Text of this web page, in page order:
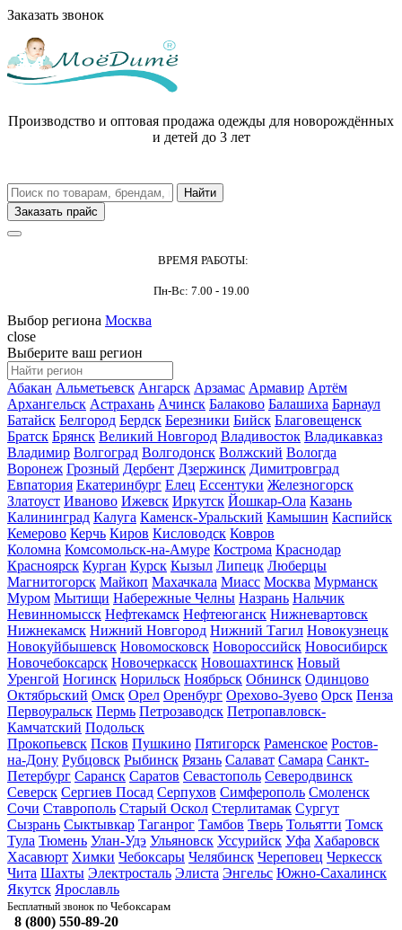
Заказать звонок
Производство и оптовая продажа одежды для новорождённых
и детей до 3 лет
Заказать прайс
ВРЕМЯ РАБОТЫ:
Пн-Вс: 7.00 - 19.00
Выбор региона Москва
close
Выберите ваш регион
Абакан Альметьевск Ангарск Арзамас Армавир Артём
Архангельск Астрахань Ачинск Балаково Балашиха Барнаул
Батайск Белгород Бердск Березники Бийск Благовещенск
Братск Брянск Великий Новгород Владивосток Владикавказ
Владимир Волгоград Волгодонск Волжский Вологда
Воронеж Грозный Дербент Дзержинск Димитровград
Евпатория Екатеринбург Елец Ессентуки Железногорск
Златоуст Иваново Ижевск Иркутск Йошкар-Ола Казань
Калининград Калуга Каменск-Уральский Камышин Каспийск
Кемерово Керчь Киров Кисловодск Ковров
Коломна Комсомольск-на-Амуре Кострома Краснодар
Красноярск Курган Курск Кызыл Липецк Люберцы
Магнитогорск Майкоп Махачкала Миасс Москва Мурманск
Муром Мытищи Набережные Челны Назрань Нальчик
Невинномысск Нефтекамск Нефтеюганск Нижневартовск
Нижнекамск Нижний Новгород Нижний Тагил Новокузнецк
Новокуйбышевск Новомосковск Новороссийск Новосибирск
Новочебоксарск Новочеркасск Новошахтинск Новый
Уренгой Ногинск Норильск Ноябрьск Обнинск Одинцово
Октябрьский Омск Орел Оренбург Орехово-Зуево Орск Пенза
Первоуральск Пермь Петрозаводск Петропавловск-
Камчатский Подольск
Прокопьевск Псков Пушкино Пятигорск Раменское Ростов-
на-Дону Рубцовск Рыбинск Рязань Салават Самара Санкт-
Петербург Саранск Саратов Севастополь Северодвинск
Северск Сергиев Посад Серпухов Симферополь Смоленск
Сочи Ставрополь Старый Оскол Стерлитамак Сургут
Сызрань Сыктывкар Таганрог Тамбов Тверь Тольятти Томск
Тула Тюмень Улан-Удэ Ульяновск Уссурийск Уфа Хабаровск
Хасавюрт Химки Чебоксары Челябинск Череповец Черкесск
Чита Шахты Электросталь Элиста Энгельс Южно-Сахалинск
Якутск Ярославль
Бесплатный звонок по Чебоксарам
8 (800) 550-89-20